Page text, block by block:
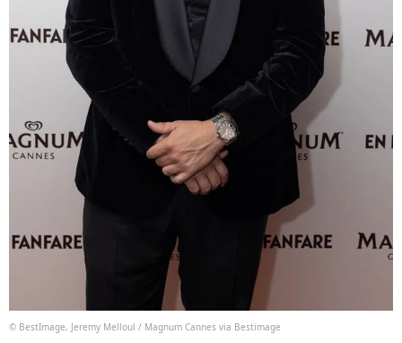
© BestImage, Jeremy Melloul / Magnum Cannes via Bestimage